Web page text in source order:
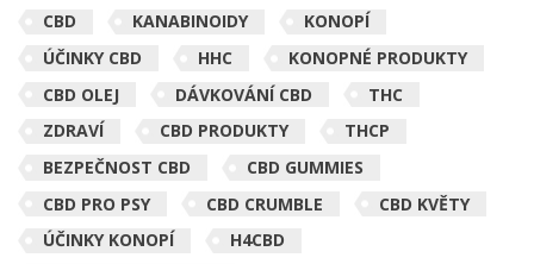
CBD KANABINOIDY
KONOPÍ
ÚČINKY CBD
HHC
KONOPNÉ PRODUKTY
CBD OLEJ
DÁVKOVÁNÍ CBD
THC
ZDRAVÍ
CBD PRODUKTY
THCP
BEZPEČNOST CBD
CBD GUMMIES
CBD PRO PSY
CBD CRUMBLE
CBD KVĚTY
ÚČINKY KONOPÍ
H4CBD